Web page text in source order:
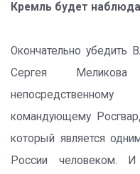
Кремль будет
Окончательно убедить
Сергея
командующему
который является
России человеком.